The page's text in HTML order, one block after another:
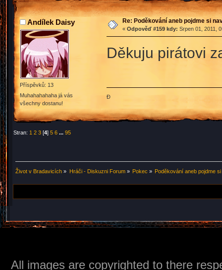
Andílek Daisy
Příspěvků: 13
Muhahahahaha já vás
všechny dostanu!
Re: Poděkování aneb pojdme si
« Odpověď #159 kdy: Srpen 01, 2011,
Děkuju pirátovi
Đ
Stran: 1 2 3 [4]5 6 ...95
Život v Bradavicích » Hráči - Diskuzni Forum» Pokec » Poděkování aneb pojdme
All images are copyrighted to there